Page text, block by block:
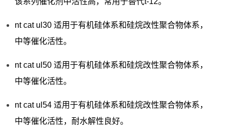
nt cat ul30 适用于有机硅体系和硅烷改性聚合物体系，
中等催化活性。
nt cat ul50 适用于有机硅体系和硅烷改性聚合物体系，
中等催化活性。
nt cat ul54 适用于有机硅体系和硅烷改性聚合物体系，
中等催化活性，耐水解性良好。